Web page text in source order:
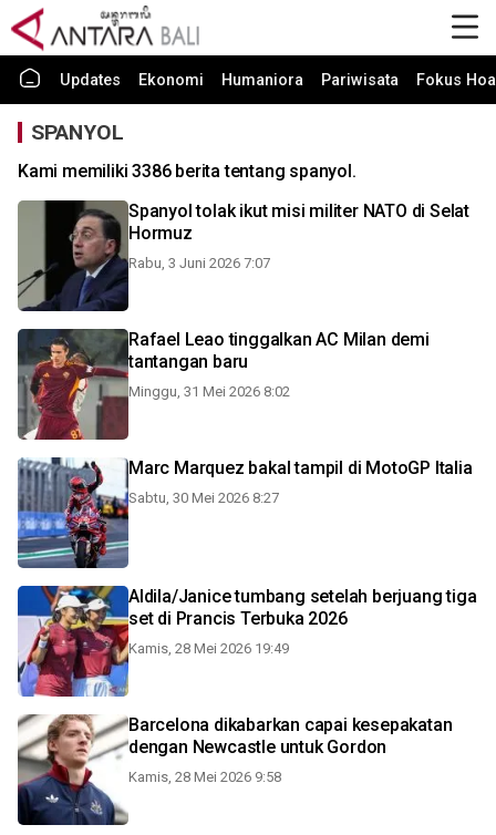
Updates Ekonomi Humaniora Pariwisata Fokus
SPANYOL
Kami memiliki 3386 berita tentang spanyol.
Spanyol tolak ikut misi militer NATO di Selat
Hormuz
Rabu, 3 Juni 2026 7:07
Rafael Leao tinggalkan AC Milan demi
tantangan baru
Minggu, 31 Mei 2026 8:02
Marc Marquez bakal tampil di MotoGP Italia
Sabtu, 30 Mei 2026 8:27
Aldila/Janice tumbang setelah berjuang tiga
set di Prancis Terbuka 2026
Kamis, 28 Mei 2026 19:49
Barcelona dikabarkan capai kesepakatan
dengan Newcastle untuk Gordon
Kamis, 28 Mei 2026 9:58